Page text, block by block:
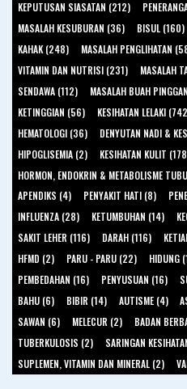
KEPUTUSAN SIASATAN (212)
MASALAH KESUBURAN (36)
BISUL (160)
KAHAK (248)
MASALAH PENGLIHATAN
VITAMIN DAN NUTRISI (231)
MASALAH
SENDAWA (112)
MASALAH BUAH
KETINGGIAN (56)
KESIHATAN LELAKI
HEMATOLOGI (36)
DENYUTAN NADI &
HIPOGLISEMIA (2)
KESIHATAN KULIT
HORMON, ENDOKRIN & METABOLISME
APENDIKS (4)
PENYAKIT HATI (8)
INFLUENZA (28)
KETUMBUHAN (14)
SAKIT LEHER (116)
DARAH (116)
HFMD (2)
PARU - PARU (22) HIDUNG
PEMBEDAHAN (16)
PENYUSUAN (16)
BAHU (6)
BIBIR (14) AUTISME (4)
SAWAN (6)
MELECUR (2) BADAN
TUBERKULOSIS (2)
SARINGAN
SUPLEMEN, VITAMIN DAN MINERAL (2)